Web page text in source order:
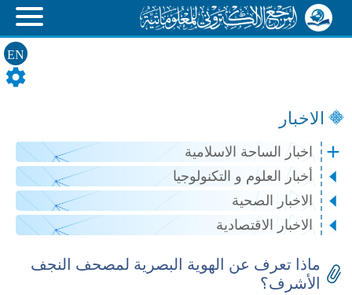
EN
الاخبار
اخبار الساحة الاسلامية
أخبار العلوم و التكنولوجيا
الاخبار الصحية
الاخبار الاقتصادية
ماذا تعرف عن الهوية البصرية لمصحف النجف
الأشرف؟